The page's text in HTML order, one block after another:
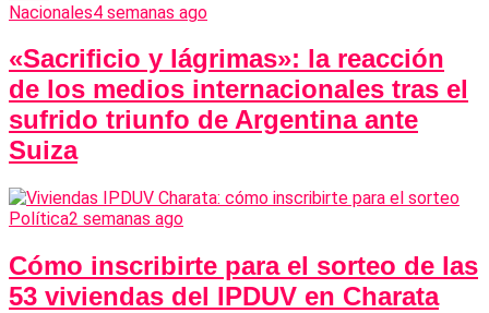
Nacionales4 semanas ago
«Sacrificio y lágrimas»: la reacción
de los medios internacionales tras el
sufrido triunfo de Argentina ante
Suiza
Política2 semanas ago
Cómo inscribirte para el sorteo de las
53 viviendas del IPDUV en Charata